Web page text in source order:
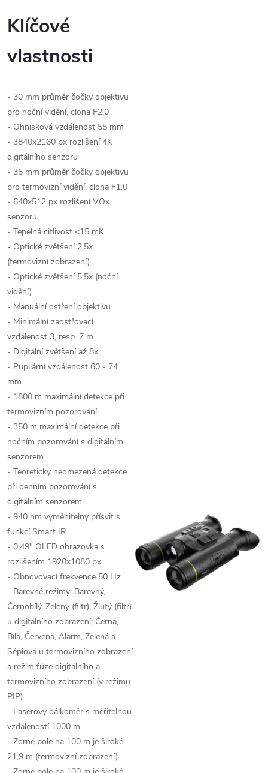
Klíčové
vlastnosti
- 30 mm průměr čočky objektivu
pro noční vidění, clona F2,0
- Ohnisková vzdálenost 55 mm
- 3840x2160 px rozlišení 4K
digitálního senzoru
- 35 mm průměr čočky objektivu
pro termovizní vidění, clona F1,0
- 640x512 px rozlišení VOx
senzoru
- Tepelná citlivost <15 mK
- Optické zvětšení 2,5x
(termovizní zobrazení)
- Optické zvětšení 5,5x (noční
vidění)
- Manuální ostření objektivu
- Minimální zaostřovací
vzdálenost 3, resp. 7 m
- Digitální zvětšení až 8x
- Pupilární vzdálenost 60 - 74
mm
- 1800 m maximální detekce při
termovizním pozorování
- 350 m maximální detekce při
nočním pozorování s digitálním
senzorem
- Teoreticky neomezená detekce
při denním pozorování s
digitálním senzorem
- 940 nm vyměnitelný přísvit s
funkcí Smart IR
- 0,49" OLED obrazovka s
rozlišením 1920x1080 px
- Obnovovací frekvence 50 Hz
- Barevné režimy: Barevný,
Černobílý, Zelený (filtr), Žlutý (filtr)
u digitálního zobrazení; Černá,
Bílá, Červená, Alarm, Zelená a
Sépiová u termovizního zobrazení
a režim fúze digitálního a
termovizního zobrazení (v režimu
PIP)
- Laserový dálkoměr s měřitelnou
vzdáleností 1000 m
- Zorné pole na 100 m je široké
21,9 m (termovizní zobrazení)